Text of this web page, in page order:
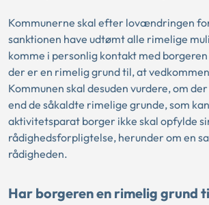
Kommunerne skal efter lovændringen
sanktionen have udtømt alle rimelige
komme i personlig kontakt med
der er en rimelig grund til, at
Kommunen skal desuden vurdere, om
end de såkaldte rimelige grunde, som
aktivitetsparat borger ikke skal opfylde
rådighedsforpligtelse, herunder om en
rådigheden.
Har borgeren en rimelig grund